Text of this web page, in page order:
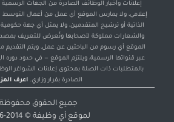
إعلانات وأخبار الوظائف الصادرة من الجهات
إعلامي، ولا يمارس الموقع أي عمل من أعمال
الذاتية أو ترشيح المتقدمين، ولا يمثل أي جهة
والشعارات مملوكة لأصحابها وتُعرض للتعريف
الموقع أي رسوم من الباحثين عن عمل، ويتم التقديم
عبر قنواتها الرسمية، ويلتزم الموقع — في حدود دوره
بالمتطلبات ذات الصلة بمحتوى إعلانات الشواغر
الصادرة بقرار وزاري. اعرف
جميع الحقوق محفوظة
لموقع أي وظيفة © 2014-2026